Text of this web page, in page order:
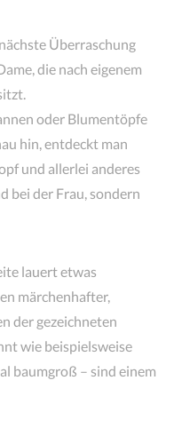
Überraschung
die nach eigenem
oder Blumentöpfe
hin, entdeckt man
und allerlei anderes
bei der Frau, sondern
lauert etwas
märchenhafter,
der gezeichneten
wie beispielsweise
baumgroß – sind einem